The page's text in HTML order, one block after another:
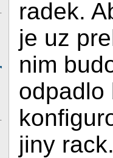
radek.
je uz
nim
odpadlo
jiny